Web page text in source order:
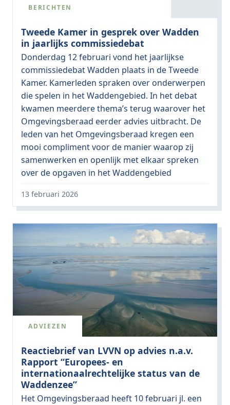
BERICHTEN
Tweede Kamer in gesprek over Wadden
in jaarlijks commissiedebat
Donderdag 12 februari vond het jaarlijkse
commissiedebat Wadden plaats in de Tweede
Kamer. Kamerleden spraken over onderwerpen
die spelen in het Waddengebied. In het debat
kwamen meerdere thema’s terug waarover het
Omgevingsberaad eerder advies uitbracht. De
leden van het Omgevingsberaad kregen een
mooi compliment voor de manier waarop zij
samenwerken en openlijk met elkaar spreken
over de opgaven in het Waddengebied
13 februari 2026
ADVIEZEN
Reactiebrief van LVVN op advies n.a.v.
Rapport “Europees- en
internationaalrechtelijke status van de
Waddenzee”
Het Omgevingsberaad heeft 10 februari jl. een